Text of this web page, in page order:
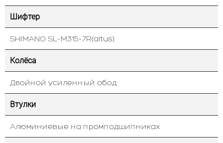
Шифтер
SHIMANO SL-M315-7R(altus)
Колёса
Двойной усиленный обод
Втулки
Алюминиевые на промподшипниках